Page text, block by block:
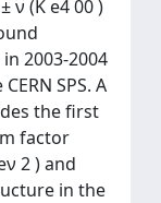
ν (K e4 00 )
2003-2004
SPS. A
the first
factor
2 ) and
in the